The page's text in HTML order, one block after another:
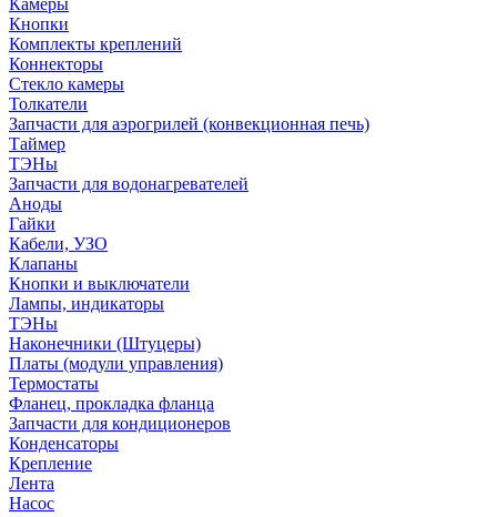
Камеры
Кнопки
Комплекты креплений
Коннекторы
Стекло камеры
Толкатели
Запчасти для аэрогрилей (конвекционная печь)
Таймер
ТЭНы
Запчасти для водонагревателей
Аноды
Гайки
Кабели, УЗО
Клапаны
Кнопки и выключатели
Лампы, индикаторы
ТЭНы
Наконечники (Штуцеры)
Платы (модули управления)
Термостаты
Фланец, прокладка фланца
Запчасти для кондиционеров
Конденсаторы
Крепление
Лента
Насос